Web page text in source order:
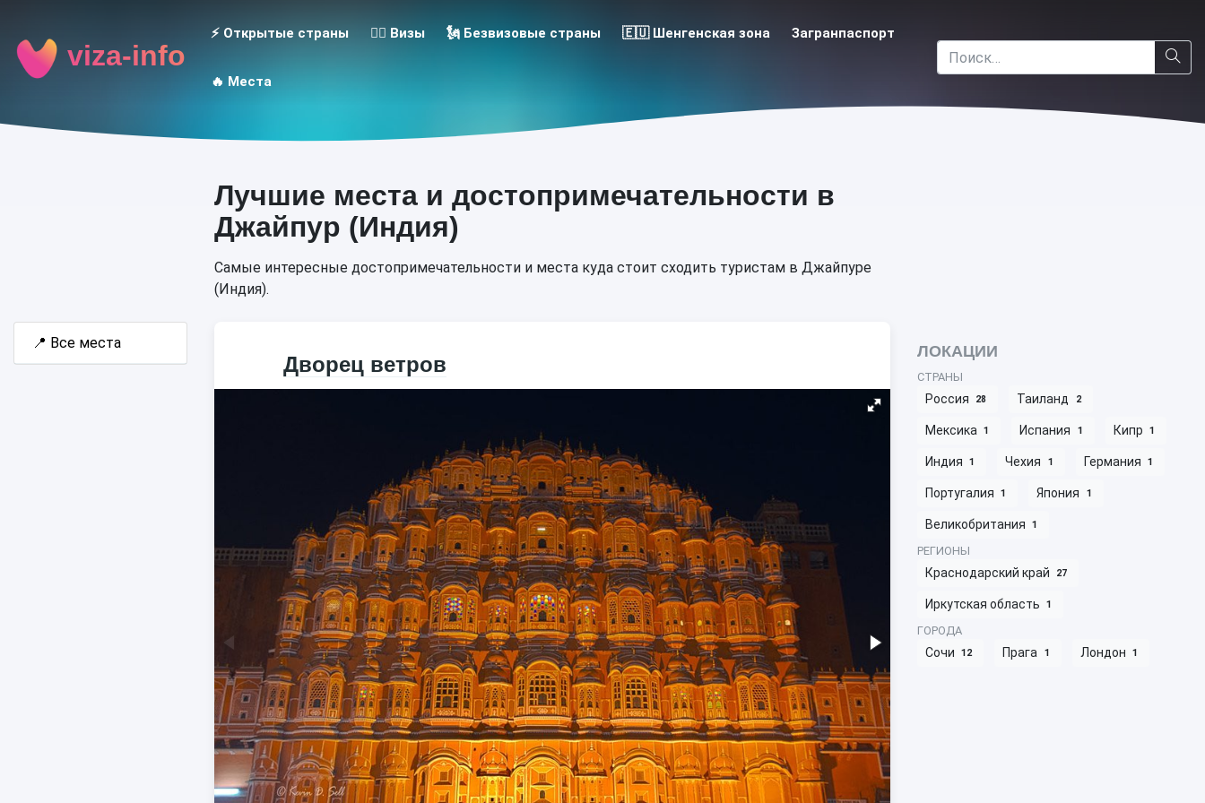
viza-info
⚡️ Открытые страны 👮‍♂️ Визы 🗽 Безвизовые страны 🇪🇺 Шенгенская зона Загранпаспорт
🔥 Места
Лучшие места и достопримечательности в
Джайпур (Индия)
Самые интересные достопримечательности и места куда стоит сходить туристам в Джайпуре
(Индия).
Дворец ветров
📍 Все места ЛОКАЦИИ
СТРАНЫ
Россия 28 Таиланд 2
Мексика 1 Испания 1 Кипр 1
Индия 1 Чехия 1 Германия 1
Португалия 1 Япония 1
Великобритания 1
РЕГИОНЫ
Краснодарский край 27
Иркутская область 1
ГОРОДА
Сочи 12 Прага 1 Лондон 1